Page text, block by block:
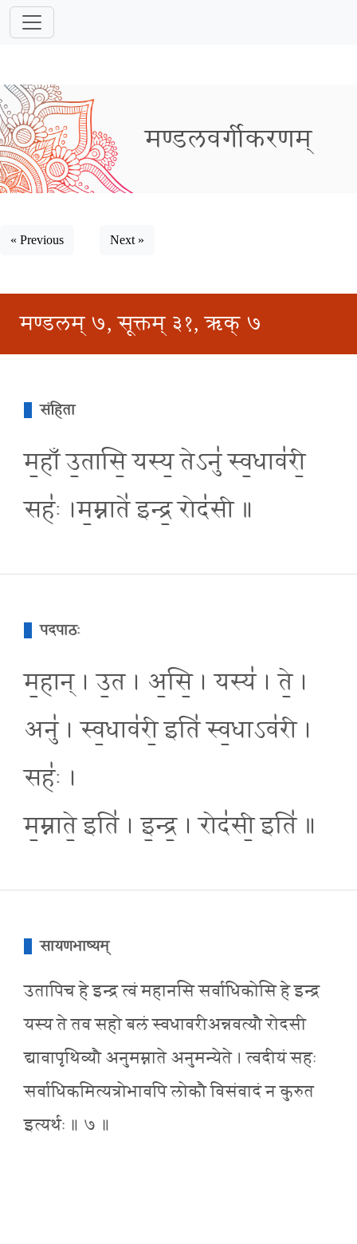
मण्डलवर्गीकरणम्
« Previous Next »
मण्डलम् ७, सूक्तम् ३१, ऋक् ७
संहिता
म॒हाँ उ॒तासि॒ यस्य॒ तेऽनु॑ स्व॒धाव॑री॒
सहः॑ ।म॒म्नाते॑ इन्द्र॒ रोद॑सी ॥
पदपाठः
म॒हान् । उ॒त । अ॒सि॒ । यस्य॑ । ते॒ ।
अनु॑ । स्व॒धाव॑री॒ इति॑ स्व॒धाऽव॑री ।
सहः॑ ।
म॒म्नाते॒ इति॑ । इ॒न्द्र॒ । रोद॑सी॒ इति॑ ॥
सायणभाष्यम्
उतापिच हे इन्द्र त्वं महानसि सर्वाधिकोसि हे इन्द्र
यस्य ते तव सहो बलं स्वधावरीअन्नवत्यौ रोदसी
द्यावापृथिव्यौ अनुमम्नाते अनुमन्येते । त्वदीयं सहः
सर्वाधिकमित्यत्रोभावपि लोकौ विसंवादं न कुरुत
इत्यर्थः ॥ ७ ॥